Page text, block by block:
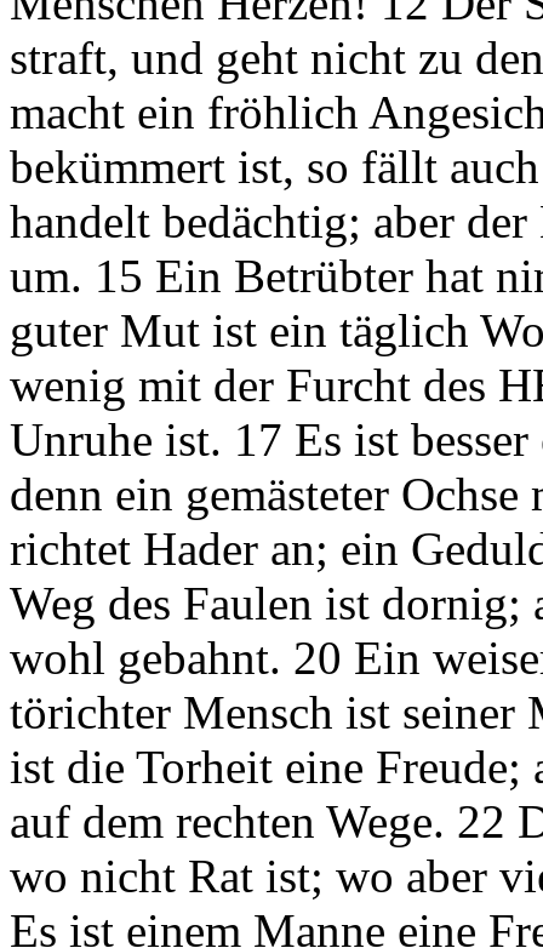
straft, und geht nicht zu
macht ein fröhlich
bekümmert ist, so fällt
handelt bedächtig; aber
um. 15 Ein Betrübter hat
guter Mut ist ein täglich
wenig mit der Furcht des
Unruhe ist. 17 Es ist
denn ein gemästeter
richtet Hader an; ein
Weg des Faulen ist dornig;
wohl gebahnt. 20 Ein
törichter Mensch ist seiner
ist die Torheit eine
auf dem rechten Wege. 22
wo nicht Rat ist; wo aber
Es ist einem Manne eine